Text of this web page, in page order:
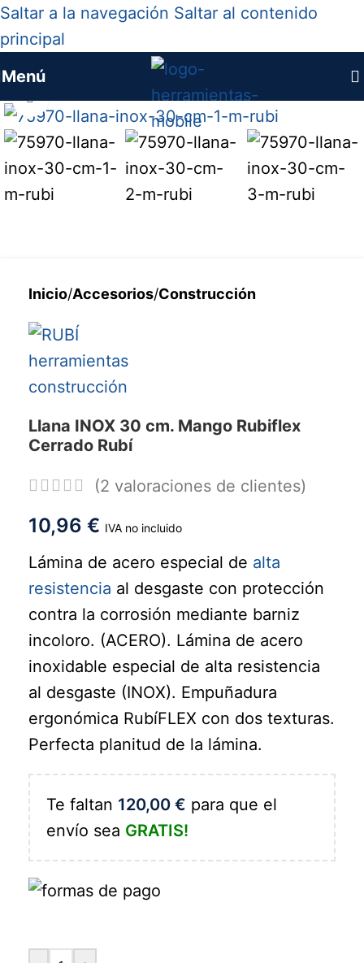
Saltar a la navegación Saltar al contenido
principal
Menú
Haga clic para ampliar
Inicio/Accesorios/Construcción
Llana INOX 30 cm. Mango Rubiflex
Cerrado Rubí
(2 valoraciones de clientes)
10,96 € IVA no incluido
Lámina de acero especial de alta
resistencia al desgaste con protección
contra la corrosión mediante barniz
incoloro. (ACERO). Lámina de acero
inoxidable especial de alta resistencia
al desgaste (INOX). Empuñadura
ergonómica RubíFLEX con dos texturas.
Perfecta planitud de la lámina.
Te faltan 120,00 € para que el
envío sea GRATIS!